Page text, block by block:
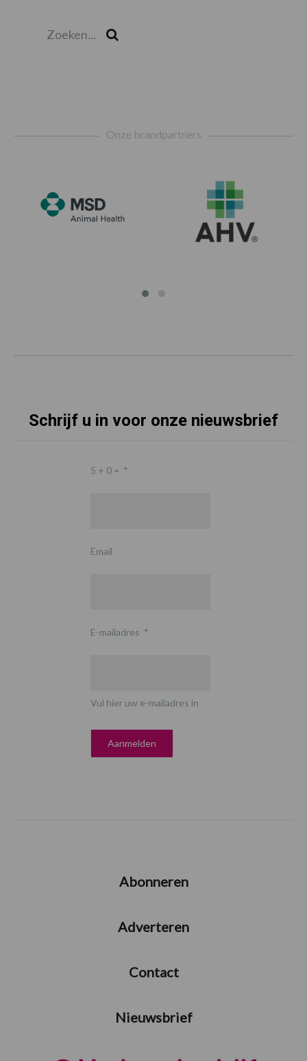
Onze brandpartners
Schrijf u in voor onze nieuwsbrief
5 + 0 = *
Email
E-mailadres *
Vul hier uw e-mailadres in
Abonneren
Adverteren
Contact
Nieuwsbrief